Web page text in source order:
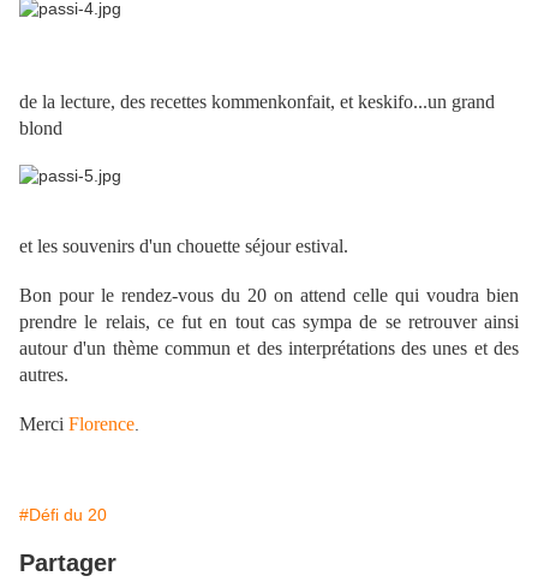
de la lecture, des recettes kommenkonfait, et keskifo...un grand
blond
et les souvenirs d'un chouette séjour estival.
Bon pour le rendez-vous du 20 on attend celle qui voudra bien
prendre le relais, ce fut en tout cas sympa de se retrouver ainsi
autour d'un thème commun et des interprétations des unes et des
autres.
Merci Florence
#Défi du 20
Partager